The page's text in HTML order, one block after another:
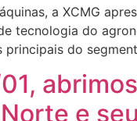
a XCMG
tecnologia do
principais do
e